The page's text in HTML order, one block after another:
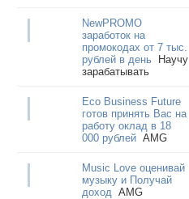
NewPROMO
заработок на
промокодах от 7 тыс.
рублей в день
Научу
зарабатывать
Eco Business Future
готов принять Вас на
работу оклад в 18
000 рублей AMG
Music Love оценивай
музыку и Получай
доход AMG